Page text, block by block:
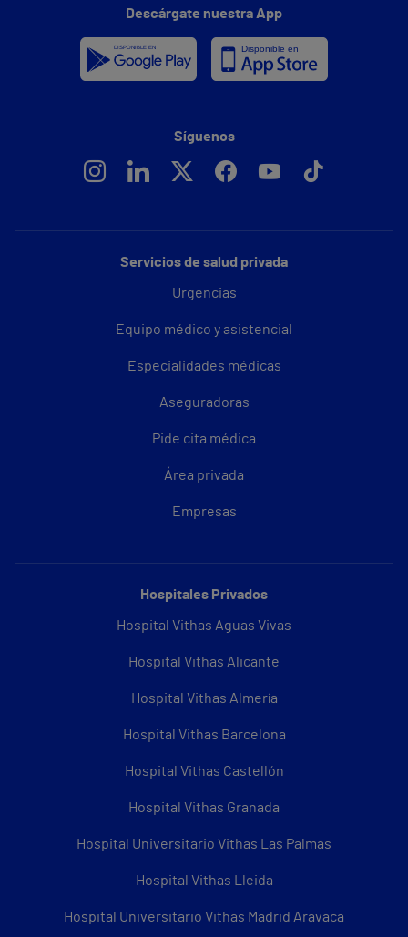
Servicios de salud privada
Urgencias
Equipo médico y asistencial
Especialidades médicas
Aseguradoras
Pide cita médica
Área privada
Empresas
Hospitales Privados
Hospital Vithas Aguas Vivas
Hospital Vithas Alicante
Hospital Vithas Almería
Hospital Vithas Barcelona
Hospital Vithas Castellón
Hospital Vithas Granada
Hospital Universitario Vithas Las Palmas
Hospital Vithas Lleida
Hospital Universitario Vithas Madrid Aravaca
Descárgate nuestra App
Síguenos